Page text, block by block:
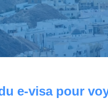
e-visa pour